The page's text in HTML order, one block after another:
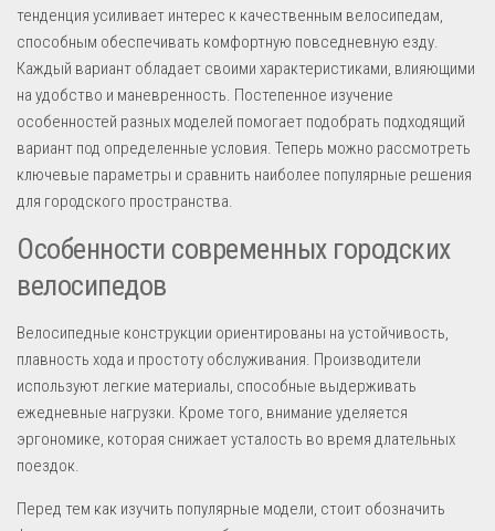
тенденция усиливает интерес к качественным велосипедам,
способным обеспечивать комфортную повседневную езду.
Каждый вариант обладает своими характеристиками, влияющими
на удобство и маневренность. Постепенное изучение
особенностей разных моделей помогает подобрать подходящий
вариант под определенные условия. Теперь можно рассмотреть
ключевые параметры и сравнить наиболее популярные решения
для городского пространства.
Особенности современных городских
велосипедов
Велосипедные конструкции ориентированы на устойчивость,
плавность хода и простоту обслуживания. Производители
используют легкие материалы, способные выдерживать
ежедневные нагрузки. Кроме того, внимание уделяется
эргономике, которая снижает усталость во время длательных
поездок.
Перед тем как изучить популярные модели, стоит обозначить